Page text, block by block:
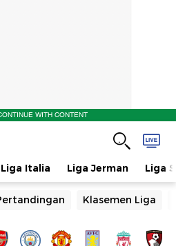
WITH CONTENT
Liga Italia Liga Jerman Liga
Klasemen Liga